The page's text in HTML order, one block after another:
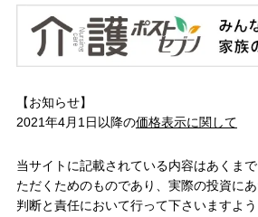
【お知らせ】
2021年4月1日以降の価格表示に関して
当サイトに記載されている内容はあくま
ただくためのものであり、実際の投資に
判断と責任において行って下さいますよ